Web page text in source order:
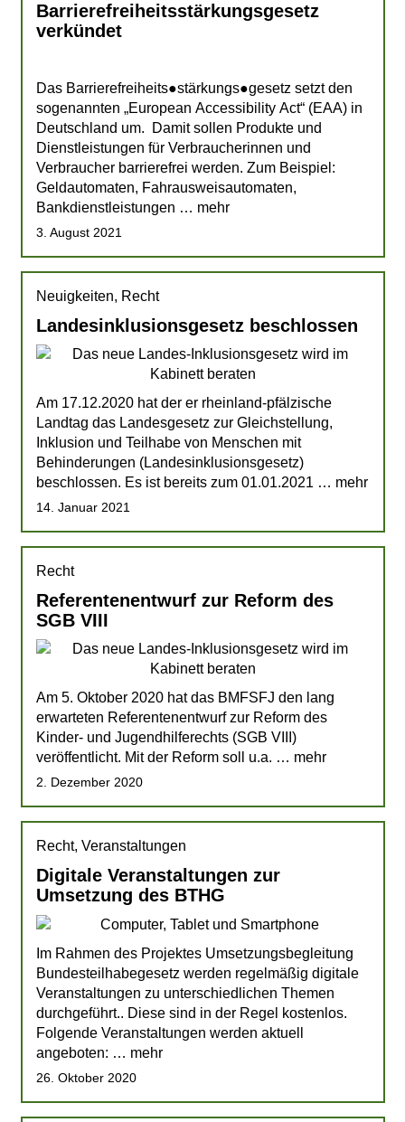
Barrierefreiheitsstärkungsgesetz
verkündet
Das Barrierefreiheits●stärkungs●gesetz setzt den
sogenannten „European Accessibility Act“ (EAA) in
Deutschland um. Damit sollen Produkte und
Dienstleistungen für Verbraucherinnen und
Verbraucher barrierefrei werden. Zum Beispiel:
Geldautomaten, Fahrausweisautomaten,
Bankdienstleistungen … mehr
3. August 2021
Neuigkeiten, Recht
Landesinklusionsgesetz beschlossen
Am 17.12.2020 hat der er rheinland-pfälzische
Landtag das Landesgesetz zur Gleichstellung,
Inklusion und Teilhabe von Menschen mit
Behinderungen (Landesinklusionsgesetz)
beschlossen. Es ist bereits zum 01.01.2021 … mehr
14. Januar 2021
Recht
Referentenentwurf zur Reform des
SGB VIII
Am 5. Oktober 2020 hat das BMFSFJ den lang
erwarteten Referentenentwurf zur Reform des
Kinder- und Jugendhilferechts (SGB VIII)
veröffentlicht. Mit der Reform soll u.a. … mehr
2. Dezember 2020
Recht, Veranstaltungen
Digitale Veranstaltungen zur
Umsetzung des BTHG
Im Rahmen des Projektes Umsetzungsbegleitung
Bundesteilhabegesetz werden regelmäßig digitale
Veranstaltungen zu unterschiedlichen Themen
durchgeführt.. Diese sind in der Regel kostenlos.
Folgende Veranstaltungen werden aktuell
angeboten: … mehr
26. Oktober 2020